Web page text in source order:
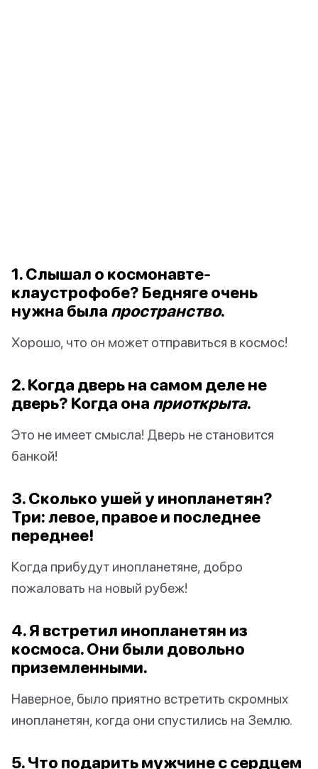
1. Слышал о космонавте-
клаустрофобе? Бедняге очень
нужна была пространство.
Хорошо, что он может отправиться в космос!
2. Когда дверь на самом деле не
дверь? Когда она приоткрыта.
Это не имеет смысла! Дверь не становится
банкой!
3. Сколько ушей у инопланетян?
Три: левое, правое и последнее
переднее!
Когда прибудут инопланетяне, добро
пожаловать на новый рубеж!
4. Я встретил инопланетян из
космоса. Они были довольно
приземленными.
Наверное, было приятно встретить скромных
инопланетян, когда они спустились на Землю.
5. Что подарить мужчине с сердцем